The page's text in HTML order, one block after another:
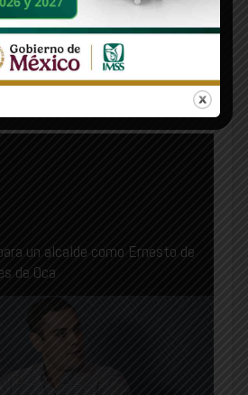
un alcalde como Ernesto de
de Oca